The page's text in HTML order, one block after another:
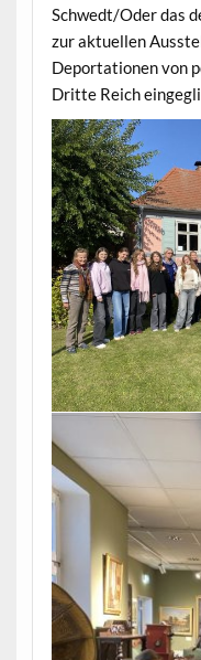
Schwedt/Oder das
zur aktuellen
Deportationen von
Dritte Reich